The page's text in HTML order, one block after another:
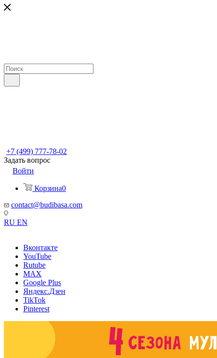
+7 (499) 777-78-02
Задать вопрос
Войти
Корзина0
contact@budibasa.com
RU EN
Вконтакте
YouTube
Rutube
MAX
Google Plus
Яндекс.Дзен
TikTok
Pinterest